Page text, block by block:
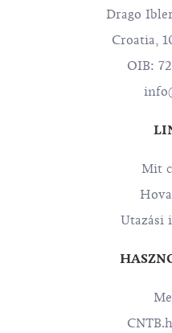
Drago
Croatia,
OIB:
Mit
Utazási